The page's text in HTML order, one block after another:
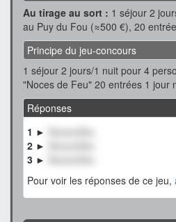
Au tirage au sort : 1 séjour 2
au Puy du Fou (≈500 €), 20
Principe du jeu-concours
1 séjour 2 jours/1 nuit pour 4
"Noces de Feu" 20 entrées 1 jour
Réponses
1 ►
XxxxxxXxx
2 ►
3 ►
Pour voir les réponses de ce jeu,